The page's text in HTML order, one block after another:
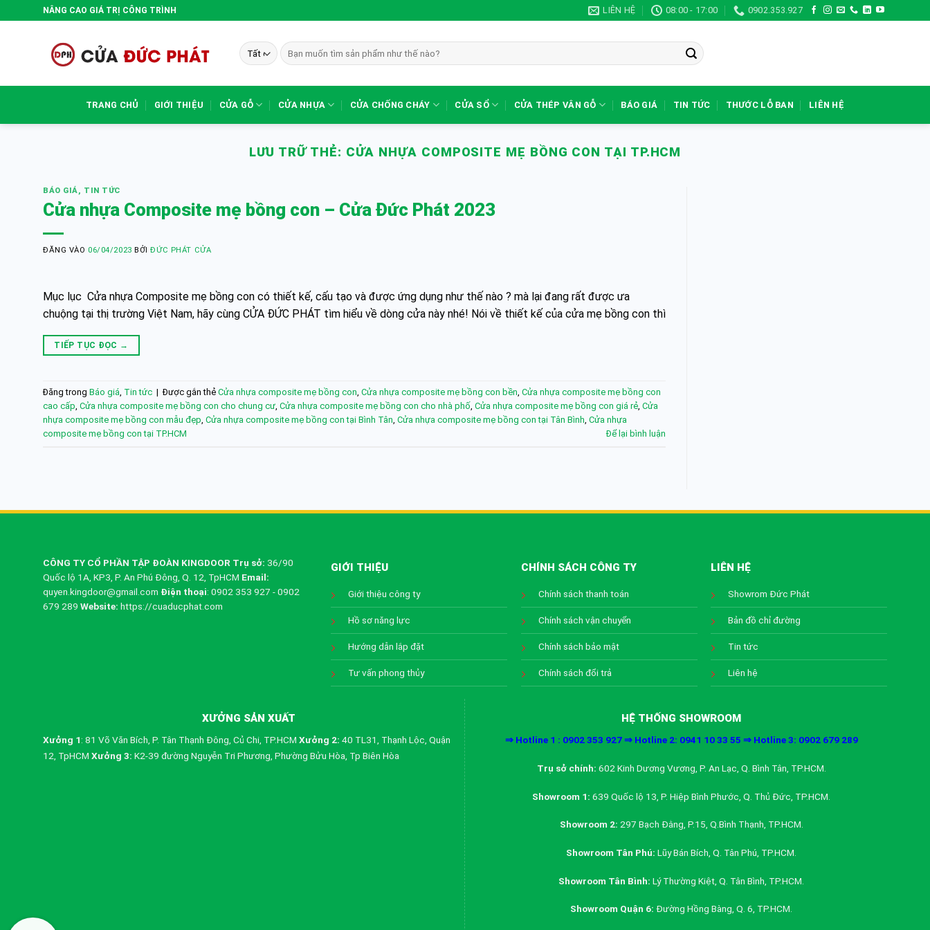
qua
NÂNG CAO GIÁ TRỊ CÔNG TRÌNH LIÊN HỆ 08:00 - 17:00 0902.353.927
Tìm
kiếm:
TRANG CHỦ GIỚI THIỆU CỬA GỖ CỬA NHỰA CỬA CHỐNG CHÁY CỬA SỔ CỬA THÉP VÂN GỖ BÁO GIÁ TIN TỨC THƯỚC LỖ BAN LIÊN HỆ
LƯU TRỮ THẺ: CỬA NHỰA COMPOSITE MẸ BỒNG CON TẠI TP.HCM
BÁO GIÁ, TIN TỨC
Cửa nhựa Composite mẹ bồng con – Cửa Đức Phát 2023
ĐĂNG VÀO 06/04/2023 BỞIĐỨC PHÁT CỬA
Mục lục Cửa nhựa Composite mẹ bồng con có thiết kế, cấu tạo và được ứng dụng như thế nào ? mà lại đang rất được ưa
chuộng tại thị trường Việt Nam, hãy cùng CỬA ĐỨC PHÁT tìm hiểu về dòng cửa này nhé! Nói về thiết kế của cửa mẹ bồng con thì
TIẾP TỤC ĐỌC →
Đăng trong Báo giá, Tin tức | Được gắn thẻ Cửa nhựa composite mẹ bồng con, Cửa nhựa composite mẹ bồng con bền, Cửa nhựa composite mẹ bồng con
cao cấp, Cửa nhựa composite mẹ bồng con cho chung cư, Cửa nhựa composite mẹ bồng con cho nhà phố, Cửa nhựa composite mẹ bồng con giá rẻ, Cửa
nhựa composite mẹ bồng con mẫu đẹp, Cửa nhựa composite mẹ bồng con tại Bình Tân, Cửa nhựa composite mẹ bồng con tại Tân Bình, Cửa nhựa
composite mẹ bồng con tại TP.HCM
Để lại bình luận
CÔNG TY CỔ PHẦN TẬP ĐOÀN KINGDOOR Trụ sở: 36/90
Quốc lộ 1A, KP3, P. An Phú Đông, Q. 12, TpHCM Email:
quyen.kingdoor@gmail.com Điện thoại: 0902 353 927 - 0902
679 289 Website: https://cuaducphat.com
GIỚI THIỆU
Giới thiệu công ty
Hồ sơ năng lực
Hướng dẫn lắp đặt
Tư vấn phong thủy
CHÍNH SÁCH CÔNG TY
Chính sách thanh toán
Chính sách vận chuyển
Chính sách bảo mật
Chính sách đổi trả
LIÊN HỆ
Showrom Đức Phát
Bản đồ chỉ đường
Tin tức
Liên hệ
XƯỞNG SẢN XUẤT
Xưởng 1: 81 Võ Văn Bích, P. Tân Thạnh Đông, Củ Chi, TP.HCM Xưởng 2: 40 TL31, Thạnh Lộc, Quận
12, TpHCM Xưởng 3: K2-39 đường Nguyễn Tri Phương, Phường Bửu Hòa, Tp Biên Hòa
HỆ THỐNG SHOWROOM
⇒ Hotline 1 : 0902 353 927 ⇒ Hotline 2: 0941 10 33 55 ⇒ Hotline 3: 0902 679 289
Trụ sở chính: 602 Kinh Dương Vương, P. An Lạc, Q. Bình Tân, TP.HCM.
Showroom 1: 639 Quốc lộ 13, P. Hiệp Bình Phước, Q. Thủ Đức, TP.HCM.
Showroom 2: 297 Bạch Đằng, P.15, Q.Bình Thạnh, TP.HCM.
Showroom Tân Phú: Lũy Bán Bích, Q. Tân Phú, TP.HCM.
Showroom Tân Bình: Lý Thường Kiệt, Q. Tân Bình, TP.HCM.
Showroom Quận 6: Đường Hồng Bàng, Q. 6, TP.HCM.